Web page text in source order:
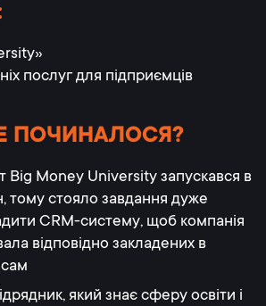
послуг для підприємців
ПОЧИНАЛОСЯ?
Big Money University запускався в
тому стояло завдання дуже
CRM-систему, щоб компанія
відповідно закладених в
який знає сферу освіти і